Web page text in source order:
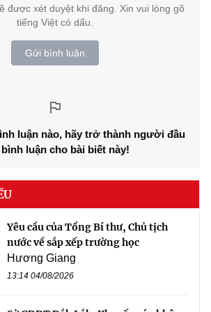
được xét duyệt khi đăng. Xin vui lòng gõ
tiếng Việt có dấu.
Gửi bình luận
luận nào, hãy trở thành người đầu
luận cho bài biết này!
Yêu cầu của Tổng Bí thư, Chủ tịch
nước về sắp xếp trường học
Hương Giang
13:14 04/08/2026